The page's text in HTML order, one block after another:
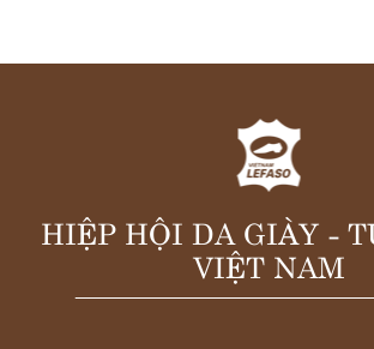
HIỆP HỘI DA GIÀY -
VIỆT NAM